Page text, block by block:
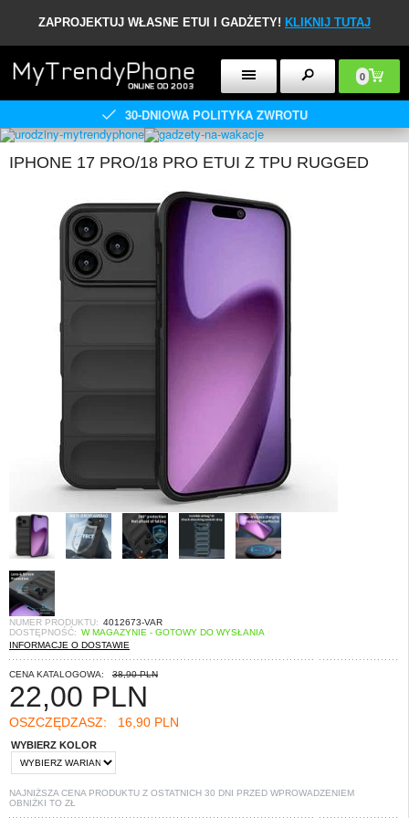
ZAPROJEKTUJ WŁASNE ETUI I GADŻETY! KLIKNIJ TUTAJ
0
30-DNIOWA POLITYKA ZWROTU
IPHONE 17 PRO/18 PRO ETUI Z TPU RUGGED
NUMER PRODUKTU: 4012673-VAR
DOSTĘPNOŚĆ: W MAGAZYNIE - GOTOWY DO WYSŁANIA
INFORMACJE O DOSTAWIE
CENA KATALOGOWA: 38,90 PLN
22,00 PLN
OSZCZĘDZASZ: 16,90 PLN
WYBIERZ KOLOR
NAJNIŻSZA CENA PRODUKTU Z OSTATNICH 30 DNI PRZED WPROWADZENIEM
OBNIŻKI TO ZŁ